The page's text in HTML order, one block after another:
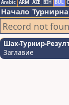
Arabic ARM AZE BIH BUL
Начало
Record not
Шах-Турнир-
Заглавие